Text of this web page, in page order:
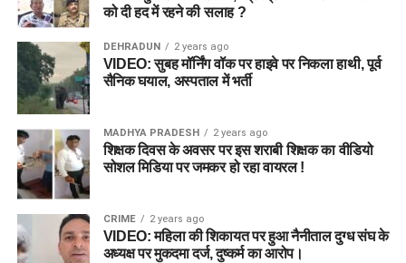
को दी हद में रहने की सलाह ?
DEHRADUN 2 years ago
VIDEO: सुबह मॉर्निंग वॉक पर हाइवे पर निकला हाथी, पूर्व
सैनिक घयाल, अस्पताल में भर्ती
MADHYA PRADESH 2 years ago
शिक्षक दिवस के अवसर पर इस शराबी शिक्षक का वीडियो
सोशल मिडिया पर जमकर हो रहा वायरल !
CRIME 2 years ago
VIDEO: महिला की शिकायत पर हुआ नैनीताल दुग्ध संघ के
अध्यक्ष पर मुकदमा दर्ज, दुष्कर्म का आरोप।